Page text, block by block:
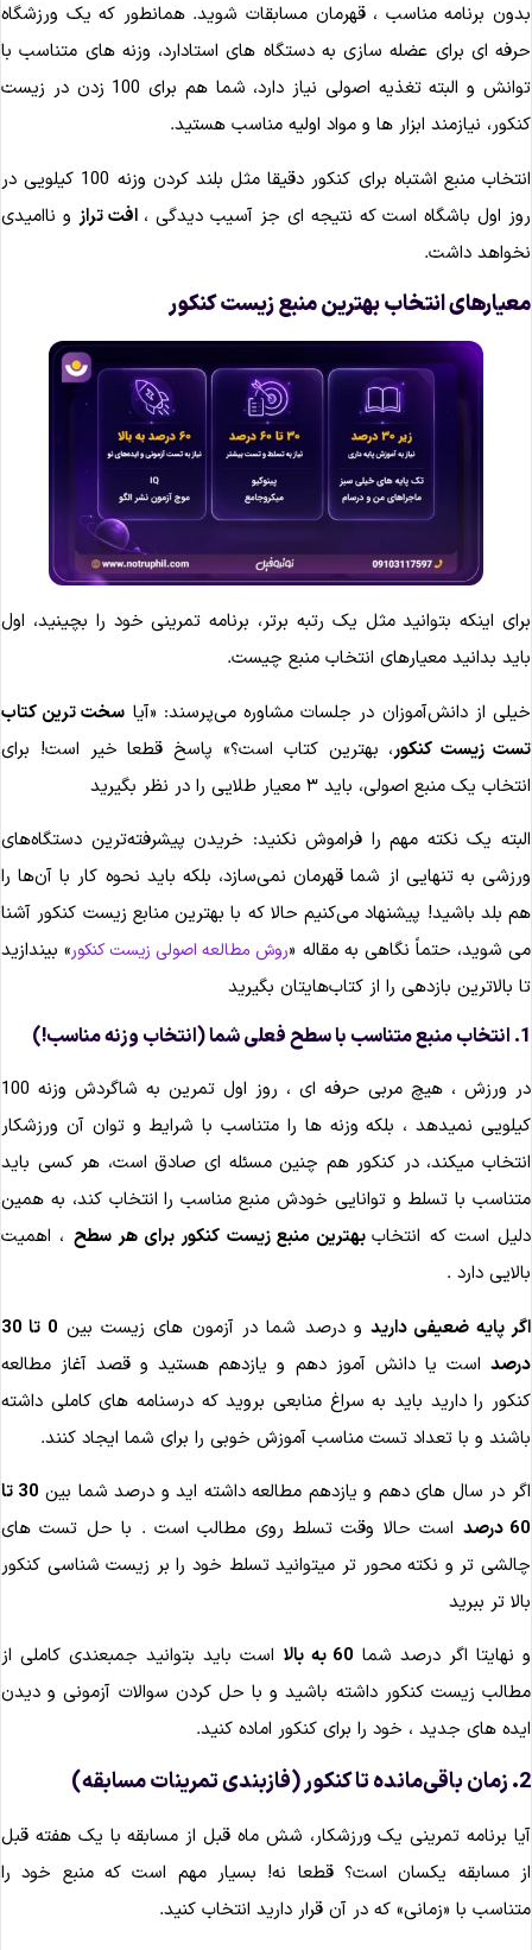
برنامه مناسب ، قهرمان مسابقات شوید. همانطور که یک ورزشگاه
ای برای عضله سازی به دستگاه های استادارد، وزنه های متناسب با
توانش و البته تغذیه اصولی نیاز دارد، شما هم برای 100 زدن در زیست
نیازمند ابزار ها و مواد اولیه مناسب هستید.
انتخاب منبع اشتباه برای کنکور دقیقا مثل بلند کردن وزنه 100 کیلویی در
اول باشگاه است که نتیجه ای جز آسیب دیدگی ، افت ترازو ناامیدی
داشت.
انتخاب بهترین منبع زیست کنکور
اینکه بتوانید مثل یک رتبه برتر، برنامه تمرینی خود را بچینید، اول
بدانید معیارهای انتخاب منبع چیست.
از دانش‌آموزان در جلسات مشاوره می‌پرسند: «آیا سخت ترین کتاب
زیست کنکور، بهترین کتاب است؟» پاسخ قطعا خیر است! برای
یک منبع اصولی، باید ۳ معیار طلایی را در نظر بگیرید
یک نکته مهم را فراموش نکنید: خریدن پیشرفته‌ترین دستگاه‌های
به تنهایی از شما قهرمان نمی‌سازد، بلکه باید نحوه کار با آن‌ها را
بلد باشید! پیشنهاد می‌کنیم حالا که با بهترین منابع زیست کنکور آشنا
شوید، حتماً نگاهی به مقاله « روش مطالعه اصولی زیست کنکور» بیندازید
بالاترین بازدهی را از کتاب‌هایتان بگیرید
وزنه مناسب!)
در ورزش ، هیچ مربی حرفه ای ، روز اول تمرین به شاگردش وزنه 100
نمیدهد ، بلکه وزنه ها را متناسب با شرایط و توان آن ورزشکار
میکند، در کنکور هم چنین مسئله ای صادق است، هر کسی باید
با تسلط و توانایی خودش منبع مناسب را انتخاب کند، به همین
است که انتخاببهترین منبع زیست کنکور برای هر سطح، اهمیت
دارد .
پایه ضعیفی داریدو درصد شما در آزمون های زیست بین
0 تا 30
است یا دانش آموز دهم و یازدهم هستید و قصد آغاز مطالعه
را دارید باید به سراغ منابعی بروید که درسنامه های کاملی داشته
و با تعداد تست مناسب آموزش خوبی را برای شما ایجاد کنند.
در سال های دهم و یازدهم مطالعه داشته اید و درصد شما بین
30 تا
است حالا وقت تسلط روی مطالب است . با حل تست های
تر و نکته محور تر میتوانید تسلط خود را بر زیست شناسی کنکور
تر ببرید
نهایتا اگر درصد شما 60 به بالا
است باید بتوانید جمبعندی کاملی از
زیست کنکور داشته باشید و با حل کردن سوالات آزمونی و دیدن
های جدید ، خود را برای کنکور اماده کنید.
تمرینات مسابقه)
برنامه تمرینی یک ورزشکار، شش ماه قبل از مسابقه با یک هفته قبل
مسابقه یکسان است؟ قطعا نه! بسیار مهم است که منبع خود را
با «زمانی» که در آن قرار دارید انتخاب کنید.